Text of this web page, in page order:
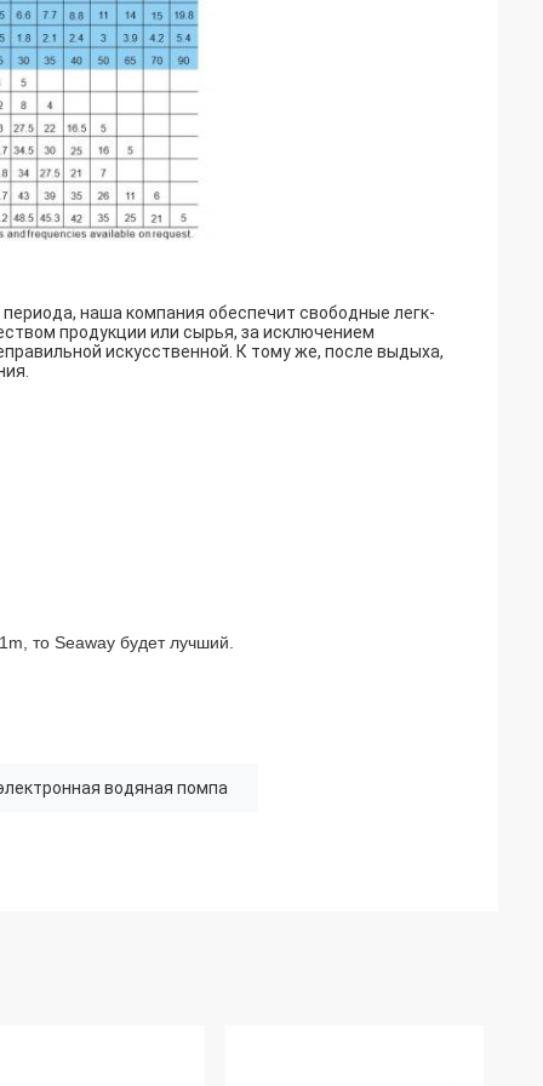
наша компания обеспечит свободные легк-
продукции или сырья, за исключением
искусственной. К тому же, после выдыха,
то Seaway будет лучший.
водяная помпа